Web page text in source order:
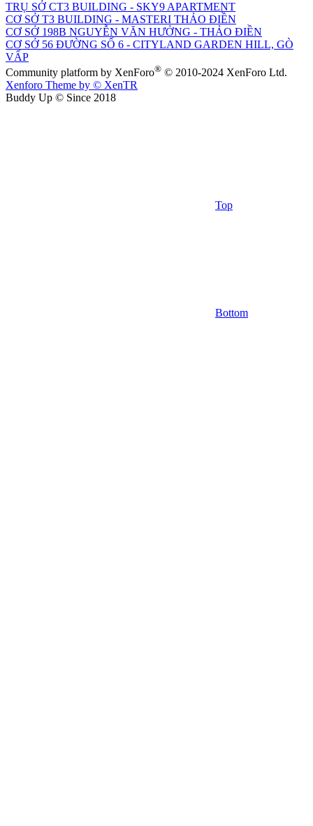
TRỤ SỞ CT3 BUILDING - SKY9 APARTMENT
CƠ SỞ T3 BUILDING - MASTERI THẢO ĐIỀN
CƠ SỞ 198B NGUYỄN VĂN HƯỞNG - THẢO ĐIỀN
CƠ SỞ 56 ĐƯỜNG SỐ 6 - CITYLAND GARDEN HILL, GÒ
VẤP
Community platform by XenForo® © 2010-2024 XenForo Ltd.
Xenforo Theme by © XenTR
Buddy Up © Since 2018
Top
Bottom